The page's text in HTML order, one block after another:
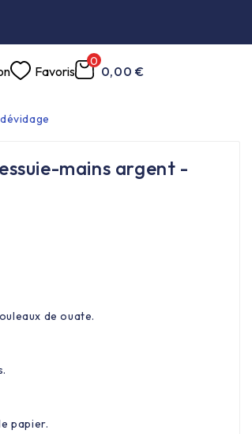
Favoris
0
0,00 €
mains argent -
de ouate.
papier.